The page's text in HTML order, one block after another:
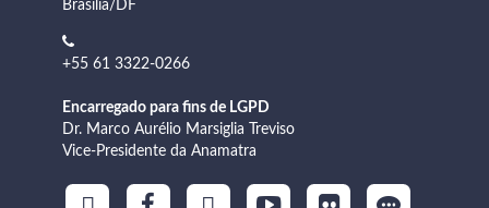
Brasília/DF
+55 61 3322-0266
Encarregado para fins de LGPD
Dr. Marco Aurélio Marsiglia Treviso
Vice-Presidente da Anamatra